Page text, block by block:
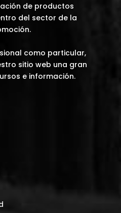
de productos
del sector de la
como particular,
sitio web una gran
e información.